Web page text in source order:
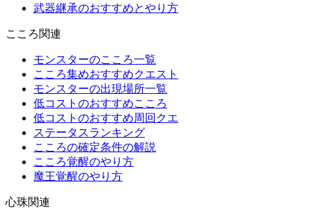
武器継承のおすすめとやり方
こころ関連
モンスターのこころ一覧
こころ集めおすすめクエスト
モンスターの出現場所一覧
低コストのおすすめこころ
低コストのおすすめ周回クエ
ステータスランキング
こころの確定条件の解説
こころ覚醒のやり方
魔王覚醒のやり方
心珠関連